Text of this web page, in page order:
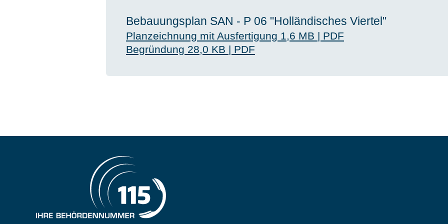
Bebauungsplan SAN - P 06 "Holländisches Viertel"
Planzeichnung mit Ausfertigung 1,6 MB | PDF
Begründung 28,0 KB | PDF